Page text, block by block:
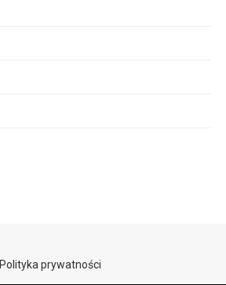
Polityka prywatności